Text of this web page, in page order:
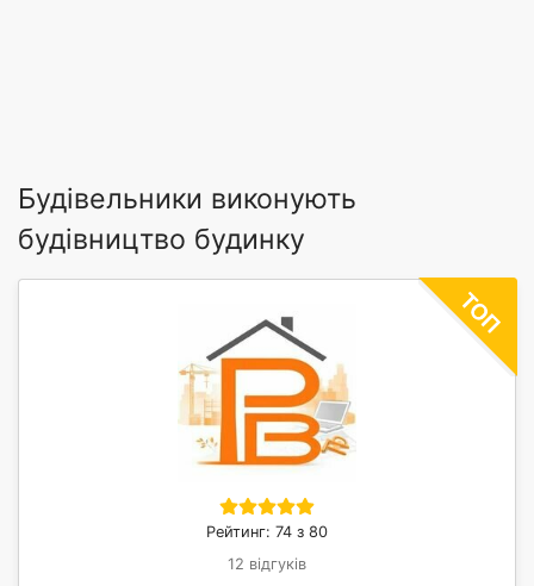
Будівельники виконують
будівництво будинку
Рейтинг: 74 з 80
12 відгуків